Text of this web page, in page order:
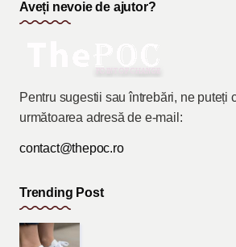
Aveți nevoie de ajutor?
Pentru sugestii sau întrebări, ne puteți
următoarea adresă de e-mail:
contact@thepoc.ro
Trending Post